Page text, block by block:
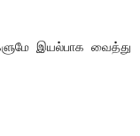
இயல்பாக வைத்து